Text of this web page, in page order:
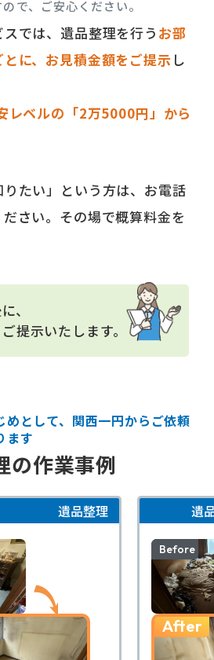
では、遺品整理を行う お部
に、お見積金額をご提示 し
レベルの「2万5000円」から
りたい」という方は、お電話
さい。その場で概算料金を
、
提示いたします。
で、ご安心ください。
めとして、関西一円からご依頼
ます
の作業事例
遺品整理 遺
Before
After